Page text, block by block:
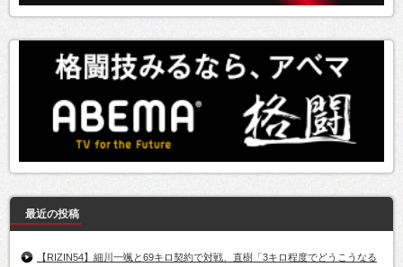
最近の投稿
【RIZIN54】細川一颯と69キロ契約で対戦、直樹「3キロ程度でどうこうなる